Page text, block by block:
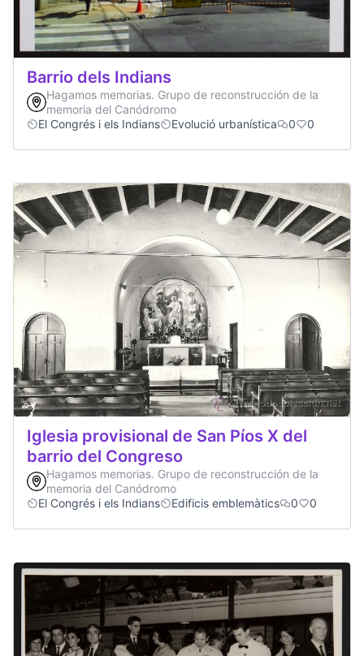
Barrio dels Indians
Hagamos memorias. Grupo de reconstrucción de la
memoria del Canódromo
El Congrés i els Indians
Evolució urbanística 0 0
Iglesia provisional de San Píos X del
barrio del Congreso
Hagamos memorias. Grupo de reconstrucción de la
memoria del Canódromo
El Congrés i els Indians
Edificis emblemàtics 0 0